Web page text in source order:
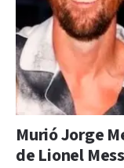
Murió Jorge
de Lionel